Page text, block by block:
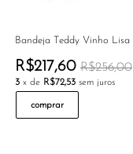
Bandeja Teddy Vinho Lisa
R$217,60 R$256,00
3 x de R$72,53 sem juros
comprar